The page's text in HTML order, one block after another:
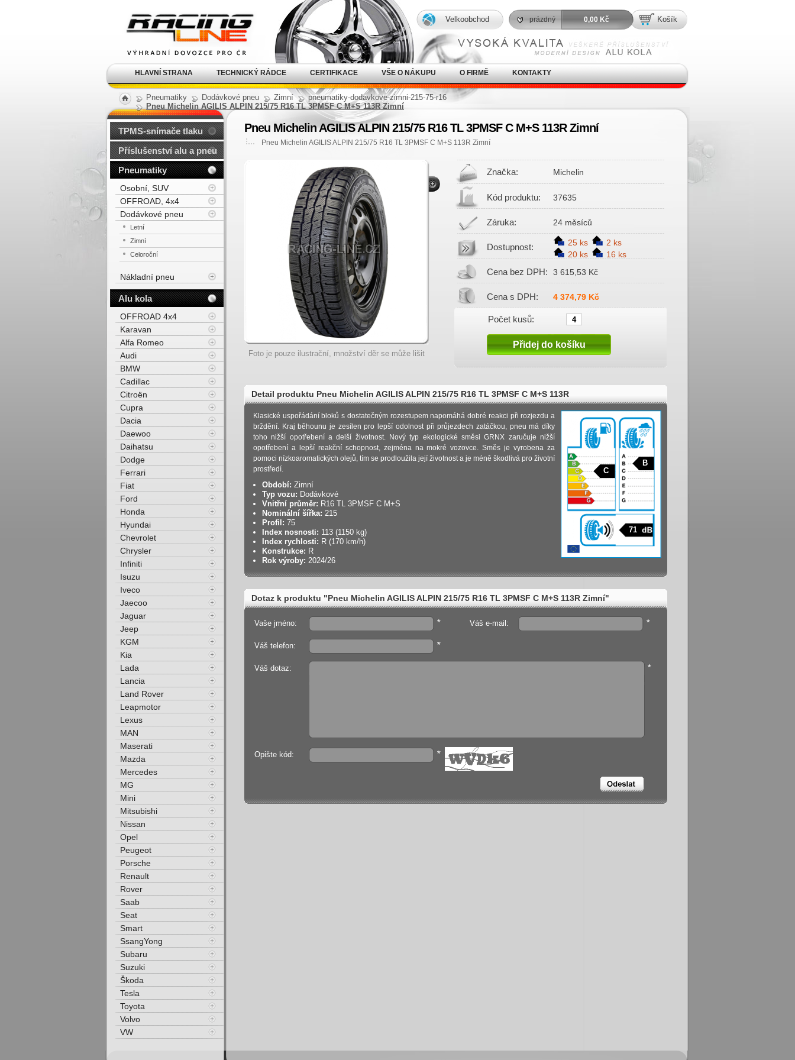
Pneumatiky Dodávkové pneu Zimní
pneumatiky-dodavkove-zimni-215-75-r16
Pneu Michelin AGILIS ALPIN 215/75 R16 TL 3PMSF C M+S 113R Zimní
Pneu Michelin AGILIS ALPIN 215/75 R16 TL 3PMSF C M+S 113R Zimní
Pneu Michelin AGILIS ALPIN 215/75 R16 TL 3PMSF C M+S 113R Zimní
Foto je pouze ilustrační, množství děr se může lišit
Značka: Michelin
Kód produktu: 37635
Záruka: 24 měsíců
Dostupnost: 25 ks
2 ks
20 ks
16 ks
Cena bez DPH: 3 615,53 Kč
Cena s DPH: 4 374,79 Kč
Počet kusů:
Detail produktu Pneu Michelin AGILIS ALPIN 215/75 R16 TL 3PMSF C M+S 113R
Zimní
C
B
71
Klasické uspořádání bloků s dostatečným rozestupem napomáhá dobré reakci při rozjezdu a
brždění. Kraj běhounu je zesílen pro lepší odolnost při průjezdech zatáčkou, pneu má díky
toho nižší opotřebení a delší životnost. Nový typ ekologické směsi GRNX zaručuje nižší
opotřebení a lepší reakční schopnost, zejména na mokré vozovce. Směs je vyrobena za
pomoci nízkoaromatických olejů, tím se prodloužila její životnost a je méně škodlivá pro životní
prostředí.
Období: Zimní
Typ vozu: Dodávkové
Vnitřní průměr: R16 TL 3PMSF C M+S
Nominální šířka: 215
Profil: 75
Index nosnosti: 113 (1150 kg)
Index rychlosti: R (170 km/h)
Konstrukce: R
Rok výroby: 2024/26
Dotaz k produktu "Pneu Michelin AGILIS ALPIN 215/75 R16 TL 3PMSF C M+S 113R Zimní"
Vaše jméno: * Váš e-mail: *
Váš telefon: *
Váš dotaz: *
Opište kód: *
TPMS-snímače tlaku
Příslušenství alu a pneu
Pneumatiky
Osobní, SUV
OFFROAD, 4x4
Dodávkové pneu
Letní
Zimní
Celoroční
Nákladní pneu
Alu kola
OFFROAD 4x4
Karavan
Alfa Romeo
Audi
BMW
Cadillac
Citroën
Cupra
Dacia
Daewoo
Daihatsu
Dodge
Ferrari
Fiat
Ford
Honda
Hyundai
Chevrolet
Chrysler
Infiniti
Isuzu
Iveco
Jaecoo
Jaguar
Jeep
KGM
Kia
Lada
Lancia
Land Rover
Leapmotor
Lexus
MAN
Maserati
Mazda
Mercedes
MG
Mini
Mitsubishi
Nissan
Opel
Peugeot
Porsche
Renault
Rover
Saab
Seat
Smart
SsangYong
Subaru
Suzuki
Škoda
Tesla
Toyota
Volvo
VW
kola Racing Line
HLAVNÍ STRANA TECHNICKÝ RÁDCE CERTIFIKACE VŠE O NÁKUPU O FIRMĚ KONTAKTY
Košík
prázdný 0,00 Kč
Velkoobchod